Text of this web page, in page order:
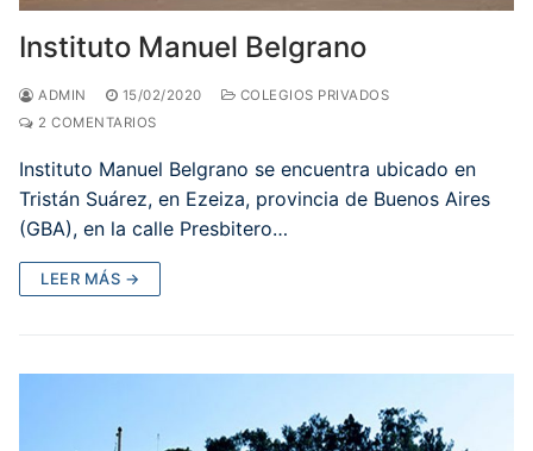
Instituto Manuel Belgrano
ADMIN 15/02/2020
COLEGIOS PRIVADOS
2 COMENTARIOS
Instituto Manuel Belgrano se encuentra ubicado en
Tristán Suárez, en Ezeiza, provincia de Buenos Aires
(GBA), en la calle Presbitero…
LEER MÁS →